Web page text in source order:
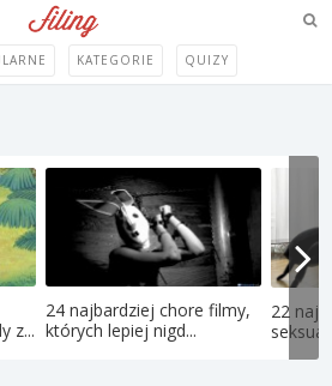
KATEGORIE QUIZY
z...
24 najbardziej chore filmy,
których lepiej nigd...
22